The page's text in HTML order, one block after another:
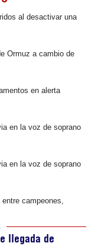
al desactivar una
Ormuz a cambio de
en alerta
en la voz de soprano
en la voz de soprano
campeones,
llegada de